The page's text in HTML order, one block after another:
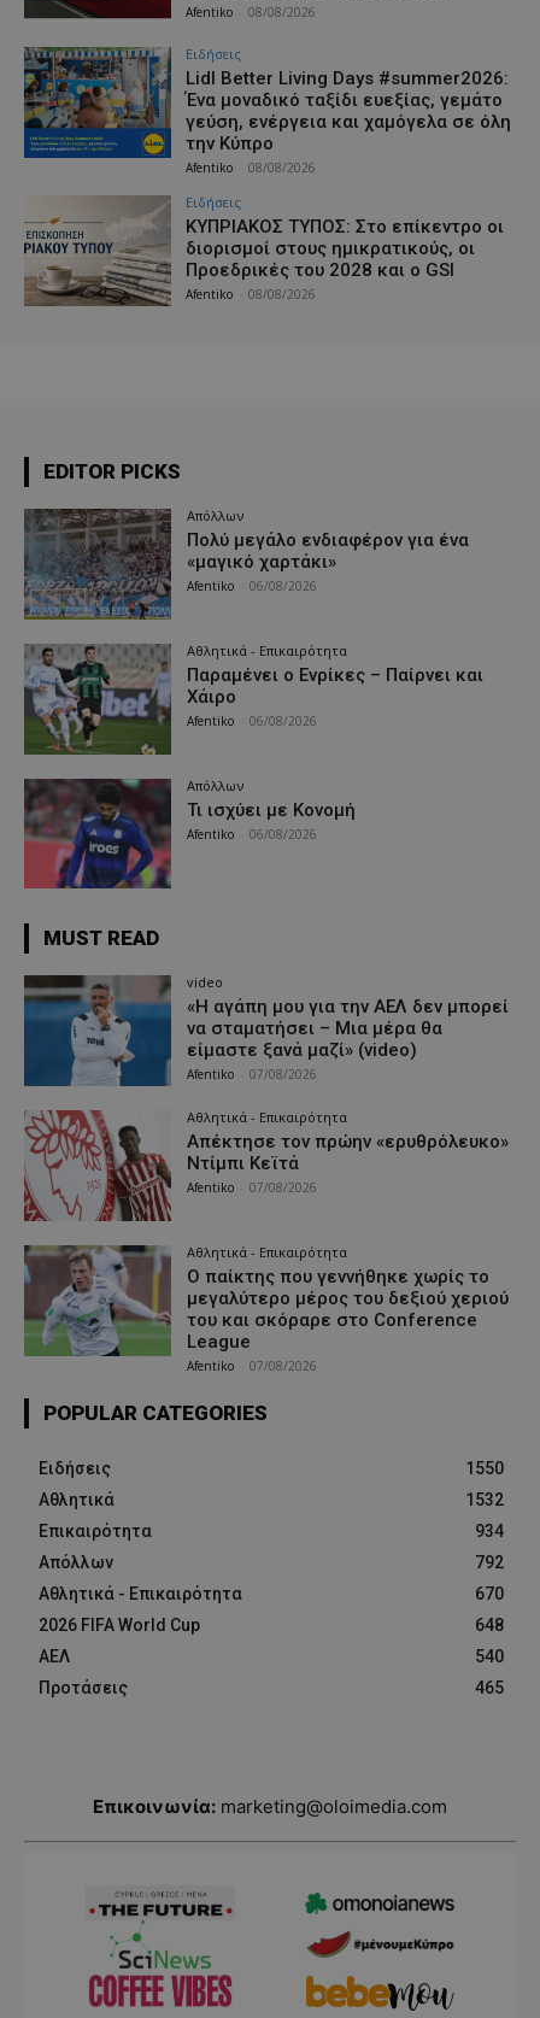
Afentiko 08/08/2026
Ειδήσεις
Lidl Better Living Days #summer2026:
Ένα μοναδικό ταξίδι ευεξίας, γεμάτο
γεύση, ενέργεια και χαμόγελα σε όλη
την Κύπρο
Afentiko 08/08/2026
Ειδήσεις
ΚΥΠΡΙΑΚΟΣ ΤΥΠΟΣ: Στο επίκεντρο οι
διορισμοί στους ημικρατικούς, οι
Προεδρικές του 2028 και ο GSI
Afentiko 08/08/2026
EDITOR PICKS
Απόλλων
Πολύ μεγάλο ενδιαφέρον για ένα
«μαγικό χαρτάκι»
Afentiko 06/08/2026
Αθλητικά - Επικαιρότητα
Παραμένει ο Ενρίκες – Παίρνει και
Χάιρο
Afentiko 06/08/2026
Απόλλων
Τι ισχύει με Κονομή
Afentiko 06/08/2026
MUST READ
video
«Η αγάπη μου για την ΑΕΛ δεν μπορεί
να σταματήσει – Μια μέρα θα
είμαστε ξανά μαζί» (video)
Afentiko 07/08/2026
Αθλητικά - Επικαιρότητα
Απέκτησε τον πρώην «ερυθρόλευκο»
Ντίμπι Κεϊτά
Afentiko 07/08/2026
Αθλητικά - Επικαιρότητα
Ο παίκτης που γεννήθηκε χωρίς το
μεγαλύτερο μέρος του δεξιού χεριού
του και σκόραρε στο Conference
League
Afentiko 07/08/2026
POPULAR CATEGORIES
Ειδήσεις
1550
Αθλητικά
1532
Επικαιρότητα
934
Απόλλων
792
Αθλητικά - Επικαιρότητα
670
2026 FIFA World Cup
648
ΑΕΛ
540
Προτάσεις
465
Επικοινωνία: marketing@oloimedia.com